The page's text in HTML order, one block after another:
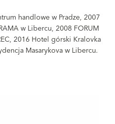
handlowe w Pradze, 2007
w Libercu, 2008 FORUM
2016 Hotel górski Kralovka
Masarykova w Libercu.